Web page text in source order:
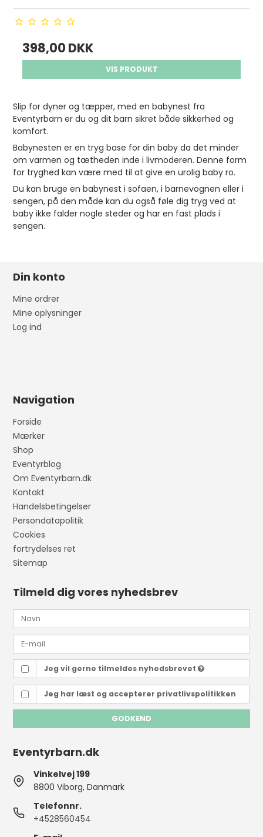
398,00 DKK
VIS PRODUKT
Slip for dyner og tæpper, med en babynest fra
Eventyrbarn er du og dit barn sikret både sikkerhed og
komfort.
Babynesten er en tryg base for din baby da det minder
om varmen og tætheden inde i livmoderen. Denne form
for tryghed kan være med til at give en urolig baby ro.
Du kan bruge en babynest i sofaen, i barnevognen eller i
sengen, på den måde kan du også føle dig tryg ved at
baby ikke falder nogle steder og har en fast plads i
sengen.
Din konto
Mine ordrer
Mine oplysninger
Log ind
Navigation
Forside
Mærker
Shop
Eventyrblog
Om Eventyrbarn.dk
Kontakt
Handelsbetingelser
Persondatapolitik
Cookies
fortrydelses ret
Sitemap
Tilmeld dig vores nyhedsbrev
Jeg vil gerne tilmeldes nyhedsbrevet
Jeg har læst og accepterer privatlivspolitikken
GODKEND
Eventyrbarn.dk
Vinkelvej 199
8800 Viborg, Danmark
Telefonnr.
+4528560454